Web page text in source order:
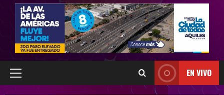
EN VIVO